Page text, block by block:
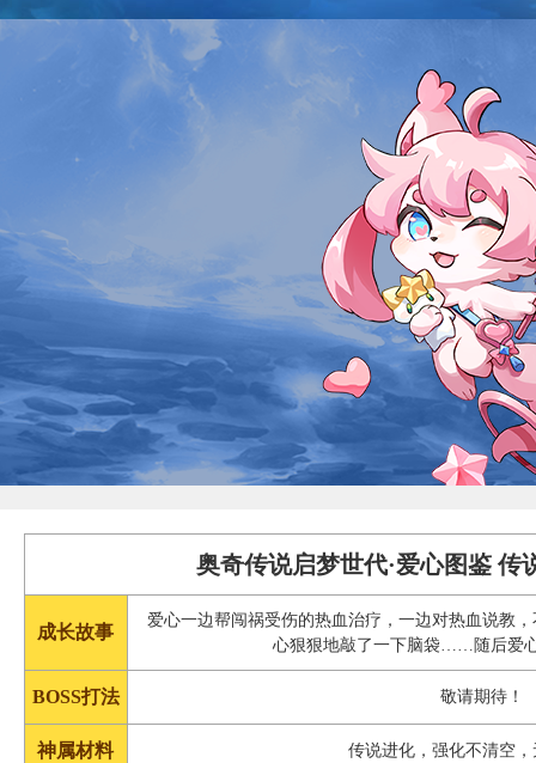
奥奇传说启梦世代·爱心图鉴 传
成长故事
爱心一边帮闯祸受伤的热血治疗，一边对热血说教
心狠狠地敲了一下脑袋……随后爱
BOSS打法 敬请期待！
神属材料 传说进化，强化不清空